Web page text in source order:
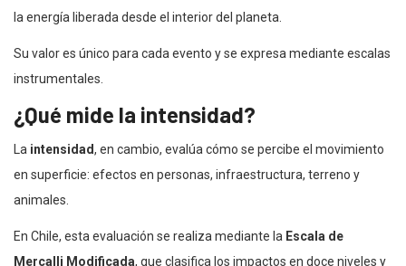
la energía liberada desde el interior del planeta.
Su valor es único para cada evento y se expresa mediante escalas
instrumentales.
¿Qué mide la intensidad?
La intensidad, en cambio, evalúa cómo se percibe el movimiento
en superficie: efectos en personas, infraestructura, terreno y
animales.
En Chile, esta evaluación se realiza mediante la Escala de
Mercalli Modificada, que clasifica los impactos en doce niveles y